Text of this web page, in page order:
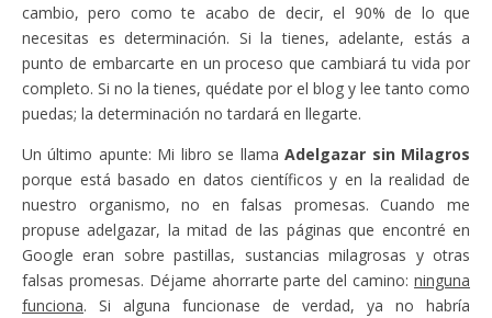
cambio, pero como te acabo de decir, el 90% de lo que
necesitas es determinación. Si la tienes, adelante, estás a
punto de embarcarte en un proceso que cambiará tu vida por
completo. Si no la tienes, quédate por el blog y lee tanto como
puedas; la determinación no tardará en llegarte.
Un último apunte: Mi libro se llamaAdelgazar sin Milagros
porque está basado en datos científicos y en la realidad de
nuestro organismo, no en falsas promesas. Cuando me
propuse adelgazar, la mitad de las páginas que encontré en
Google eran sobre pastillas, sustancias milagrosas y otras
falsas promesas. Déjame ahorrarte parte del camino: ninguna
funciona. Si alguna funcionase de verdad, ya no habría